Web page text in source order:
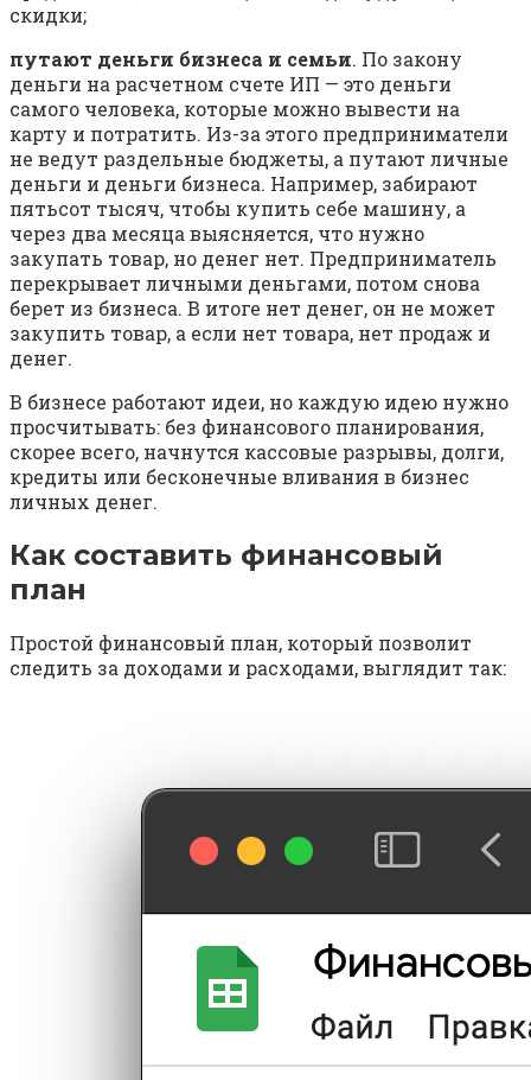
скидки;
путают деньги бизнеса и семьи. По закону
деньги на расчетном счете ИП — это деньги
самого человека, которые можно вывести на
карту и потратить. Из-за этого предприниматели
не ведут раздельные бюджеты, а путают личные
деньги и деньги бизнеса. Например, забирают
пятьсот тысяч, чтобы купить себе машину, а
через два месяца выясняется, что нужно
закупать товар, но денег нет. Предприниматель
перекрывает личными деньгами, потом снова
берет из бизнеса. В итоге нет денег, он не может
закупить товар, а если нет товара, нет продаж и
денег.
В бизнесе работают идеи, но каждую идею нужно
просчитывать: без финансового планирования,
скорее всего, начнутся кассовые разрывы, долги,
кредиты или бесконечные вливания в бизнес
личных денег.
Как составить финансовый
план
Простой финансовый план, который позволит
следить за доходами и расходами, выглядит так: